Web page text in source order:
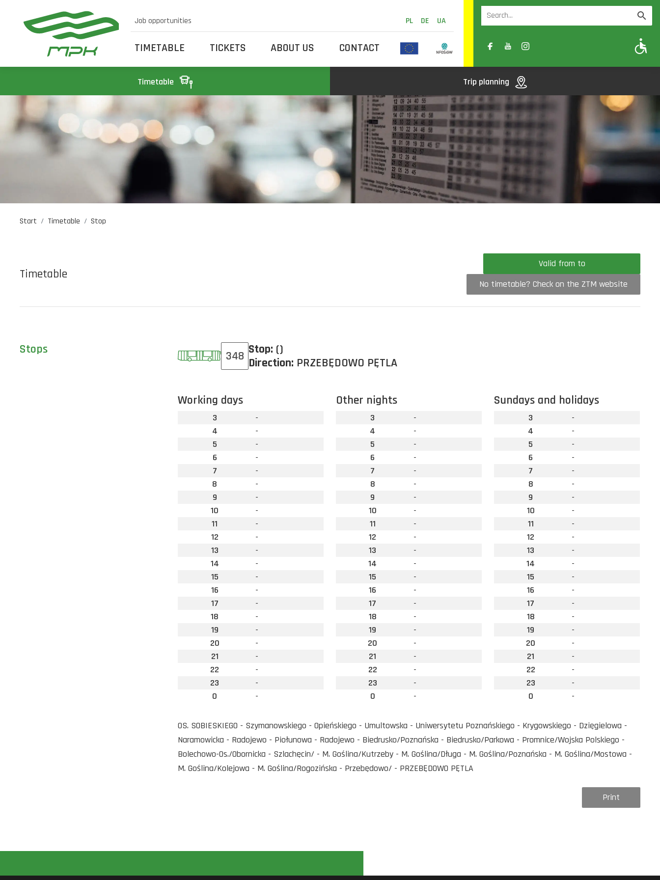
Job opportunities PL DE UA
TIMETABLE TICKETS ABOUT US CONTACT A- A A+
Timetable Trip planning
Start Timetable Stop
Timetable
Valid from to
No timetable? Check on the ZTM website
Stops 348 Stop: ()
Direction: PRZEBĘDOWO PĘTLA
Working days
3
-
4
-
5
-
6
-
7
-
8
-
9
-
10
-
11
-
12
-
13
-
14
-
15
-
16
-
17
-
18
-
19
-
20
-
21
-
22
-
23
-
0
-
Other nights
3
-
4
-
5
-
6
-
7
-
8
-
9
-
10
-
11
-
12
-
13
-
14
-
15
-
16
-
17
-
18
-
19
-
20
-
21
-
22
-
23
-
0
-
Sundays and holidays
3
-
4
-
5
-
6
-
7
-
8
-
9
-
10
-
11
-
12
-
13
-
14
-
15
-
16
-
17
-
18
-
19
-
20
-
21
-
22
-
23
-
0
-
OS. SOBIESKIEGO - Szymanowskiego - Opieńskiego - Umultowska - Uniwersytetu Poznańskiego - Krygowskiego - Dzięgielowa -
Naramowicka - Radojewo - Piołunowa - Radojewo - Biedrusko/Poznańska - Biedrusko/Parkowa - Promnice/Wojska Polskiego -
Bolechowo-Os./Obornicka - Szlachęcin/ - M. Goślina/Kutrzeby - M. Goślina/Długa - M. Goślina/Poznańska - M. Goślina/Mostowa -
M. Goślina/Kolejowa - M. Goślina/Rogozińska - Przebędowo/ - PRZEBĘDOWO PĘTLA
Print